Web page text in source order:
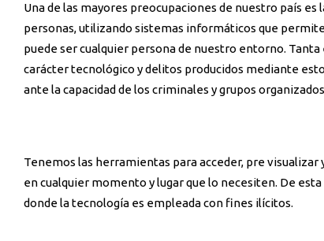
Una de las mayores preocupaciones de nuestro país
personas, utilizando sistemas informáticos que
puede ser cualquier persona de nuestro entorno.
carácter tecnológico y delitos producidos mediante
ante la capacidad de los criminales y grupos
Tenemos las herramientas para acceder, pre
en cualquier momento y lugar que lo necesiten. De
donde la tecnología es empleada con fines ilícitos.